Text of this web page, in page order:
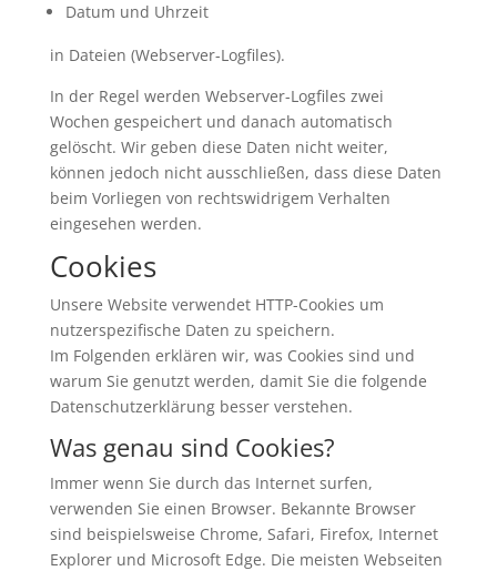
Datum und Uhrzeit
in Dateien (Webserver-Logfiles).
In der Regel werden Webserver-Logfiles zwei
Wochen gespeichert und danach automatisch
gelöscht. Wir geben diese Daten nicht weiter,
können jedoch nicht ausschließen, dass diese Daten
beim Vorliegen von rechtswidrigem Verhalten
eingesehen werden.
Cookies
Unsere Website verwendet HTTP-Cookies um
nutzerspezifische Daten zu speichern.
Im Folgenden erklären wir, was Cookies sind und
warum Sie genutzt werden, damit Sie die folgende
Datenschutzerklärung besser verstehen.
Was genau sind Cookies?
Immer wenn Sie durch das Internet surfen,
verwenden Sie einen Browser. Bekannte Browser
sind beispielsweise Chrome, Safari, Firefox, Internet
Explorer und Microsoft Edge. Die meisten Webseiten